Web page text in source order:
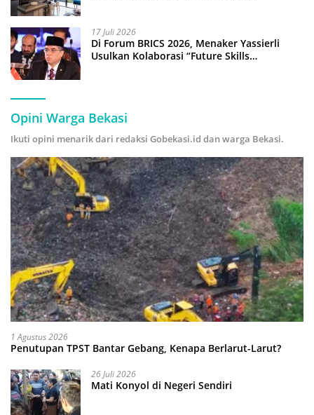
17 Juli 2026
Di Forum BRICS 2026, Menaker Yassierli
Usulkan Kolaborasi “Future Skills
Opini Warga Bekasi
Ikuti opini menarik dari redaksi Gobekasi.id dan warga Bekasi.
1 Agustus 2026
Penutupan TPST Bantar Gebang, Kenapa Berlarut-Larut?
26 Juli 2026
Mati Konyol di Negeri Sendiri